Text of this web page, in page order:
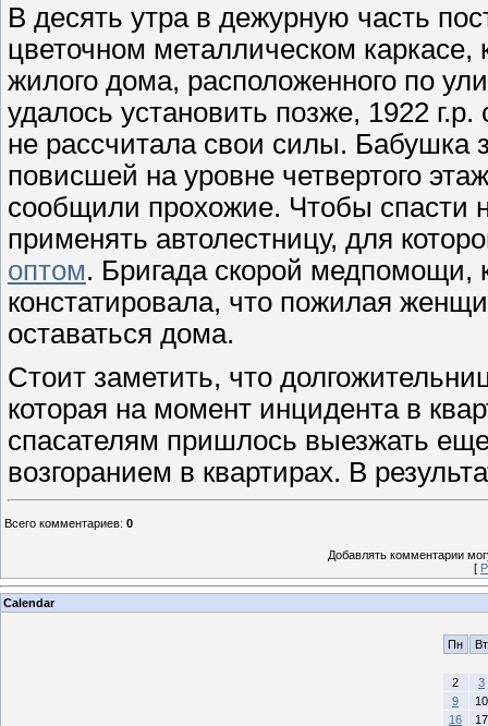
В десять утра в дежурную часть
цветочном металлическом
жилого дома, расположенного по
удалось установить позже, 1922
не рассчитала свои силы. Бабушка
повисшей на уровне четвертого
сообщили прохожие. Чтобы спасти
применять автолестницу, для
оптом. Бригада скорой медпомощи,
констатировала, что пожилая
оставаться дома.
Стоит заметить, что
которая на момент инцидента в
спасателям пришлось выезжать
возгоранием в квартирах. В
Всего комментариев: 0
Добавлять комментарии
[
Calendar
Пн Вт
2
3
9
10
16
17